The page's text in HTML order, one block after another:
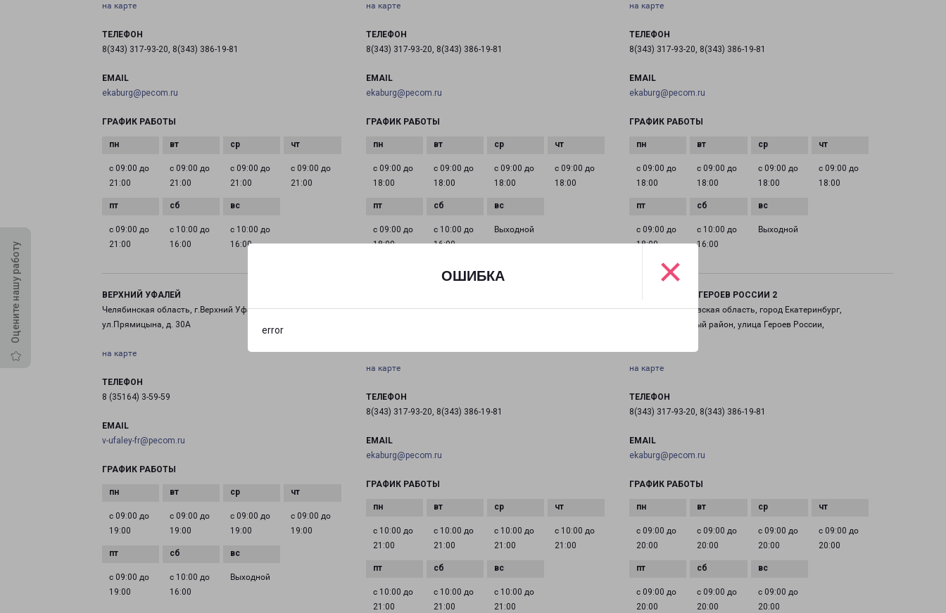
ОШИБКА
error
×
Оцените нашу работу
на карте
ТЕЛЕФОН
8(343) 317-93-20, 8(343) 386-19-81
EMAIL
ekaburg@pecom.ru
ГРАФИК РАБОТЫ
с 09:00 до
21:00
с 09:00 до
21:00
с 09:00 до
21:00
с 09:00 до
21:00
с 09:00 до
21:00
с 10:00 до
16:00
с 10:00 до
16:00
на карте
ТЕЛЕФОН
8(343) 317-93-20, 8(343) 386-19-81
EMAIL
ekaburg@pecom.ru
ГРАФИК РАБОТЫ
с 09:00 до
18:00
с 09:00 до
18:00
с 09:00 до
18:00
с 09:00 до
18:00
с 09:00 до
18:00
с 10:00 до
16:00
Выходной
на карте
ТЕЛЕФОН
8(343) 317-93-20, 8(343) 386-19-81
EMAIL
ekaburg@pecom.ru
ГРАФИК РАБОТЫ
с 09:00 до
18:00
с 09:00 до
18:00
с 09:00 до
18:00
с 09:00 до
18:00
с 09:00 до
18:00
с 10:00 до
16:00
Выходной
ВЕРХНИЙ УФАЛЕЙ
Челябинская область, г.Верхний Уфалей,
ул.Прямицына, д. 30А
на карте
ТЕЛЕФОН
8 (35164) 3-59-59
EMAIL
v-ufaley-fr@pecom.ru
ГРАФИК РАБОТЫ
с 09:00 до
19:00
с 09:00 до
19:00
с 09:00 до
19:00
с 09:00 до
19:00
с 09:00 до
19:00
с 10:00 до
16:00
Выходной
Россия, Свердловская область, город Екатеринбург,
на карте
ТЕЛЕФОН
8(343) 317-93-20, 8(343) 386-19-81
EMAIL
ekaburg@pecom.ru
ГРАФИК РАБОТЫ
с 10:00 до
21:00
с 10:00 до
21:00
с 10:00 до
21:00
с 10:00 до
21:00
с 10:00 до
21:00
с 10:00 до
21:00
с 10:00 до
21:00
ЕКАТЕРИНБУРГ ГЕРОЕВ РОССИИ 2
Россия, Свердловская область, город Екатеринбург,
Железнодорожный район, улица Героев России,
на карте
ТЕЛЕФОН
8(343) 317-93-20, 8(343) 386-19-81
EMAIL
ekaburg@pecom.ru
ГРАФИК РАБОТЫ
с 09:00 до
20:00
с 09:00 до
20:00
с 09:00 до
20:00
с 09:00 до
20:00
с 09:00 до
20:00
с 09:00 до
20:00
с 09:00 до
20:00